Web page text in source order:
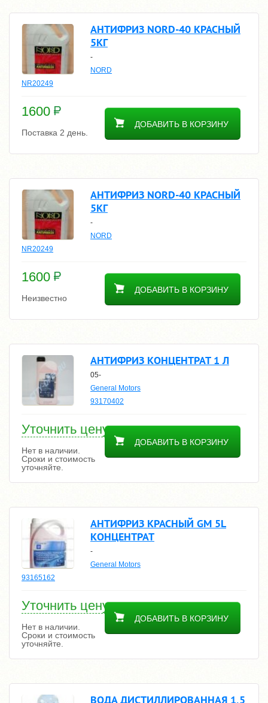
АНТИФРИЗ NORD-40 КРАСНЫЙ
5КГ
-
NORD
NR20249
1600
ДОБАВИТЬ В КОРЗИНУ
Поставка 2 день.
АНТИФРИЗ NORD-40 КРАСНЫЙ
5КГ
-
NORD
NR20249
1600
ДОБАВИТЬ В КОРЗИНУ
Неизвестно
АНТИФРИЗ КОНЦЕНТРАТ 1 Л
05-
General Motors
93170402
Уточнить цену
ДОБАВИТЬ В КОРЗИНУ
Нет в наличии.
Сроки и стоимость
уточняйте.
АНТИФРИЗ КРАСНЫЙ GM 5L
КОНЦЕНТРАТ
-
General Motors
93165162
Уточнить цену
ДОБАВИТЬ В КОРЗИНУ
Нет в наличии.
Сроки и стоимость
уточняйте.
ВОДА ДИСТИЛЛИРОВАННАЯ 1,5